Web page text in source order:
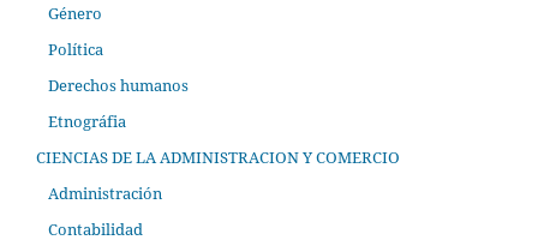
Género
Política
Derechos humanos
Etnográfia
CIENCIAS DE LA ADMINISTRACION Y COMERCIO
Administración
Contabilidad